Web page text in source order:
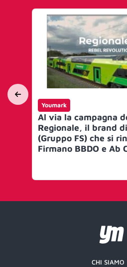
Youmark
Al via la campagna
Regionale, il brand
(Gruppo FS) che si
Firmano BBDO e Ab
CHI SIAMO